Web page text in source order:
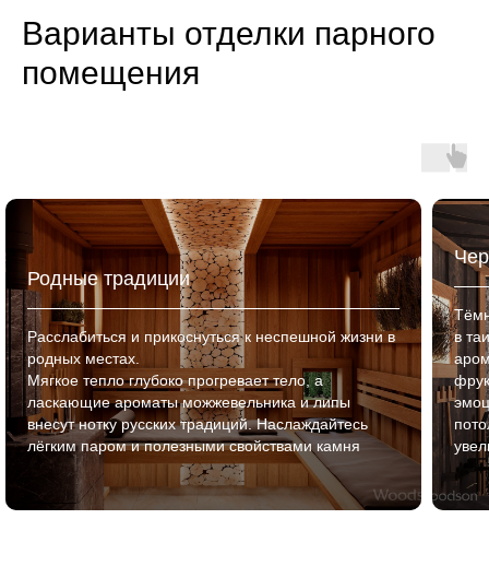
Варианты отделки парного
помещения
Родные традиции
Расслабиться и прикоснуться к неспешной жизни в
родных местах.
Мягкое тепло глубоко прогревает тело, а
ласкающие ароматы можжевельника и липы
внесут нотку русских традиций. Наслаждайтесь
лёгким паром и полезными свойствами камня
в